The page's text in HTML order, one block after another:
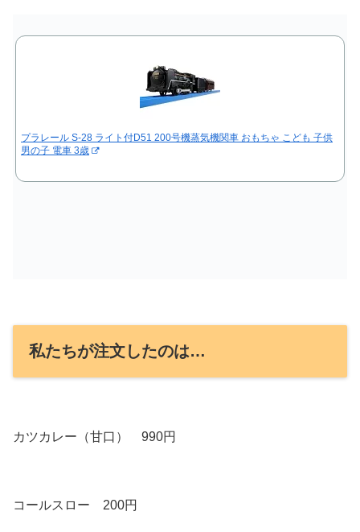
プラレール S-28 ライト付D51 200号機蒸気機関車 おもちゃ こども 子供
男の子 電車 3歳
私たちが注文したのは…
カツカレー（甘口） 990円
コールスロー 200円